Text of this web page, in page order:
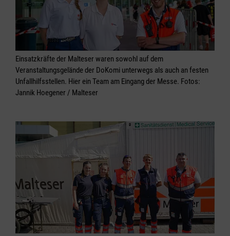
Einsatzkräfte der Malteser waren sowohl auf dem
Veranstaltungsgelände der DoKomi unterwegs als auch an festen
Unfallhilfsstellen. Hier ein Team am Eingang der Messe. Fotos:
Jannik Hoegener / Malteser